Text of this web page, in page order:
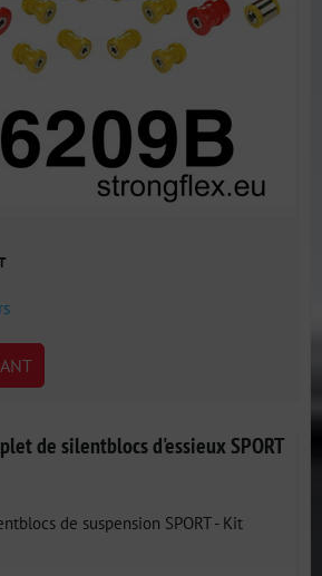
de silentblocs d'essieux SPORT
de suspension SPORT - Kit